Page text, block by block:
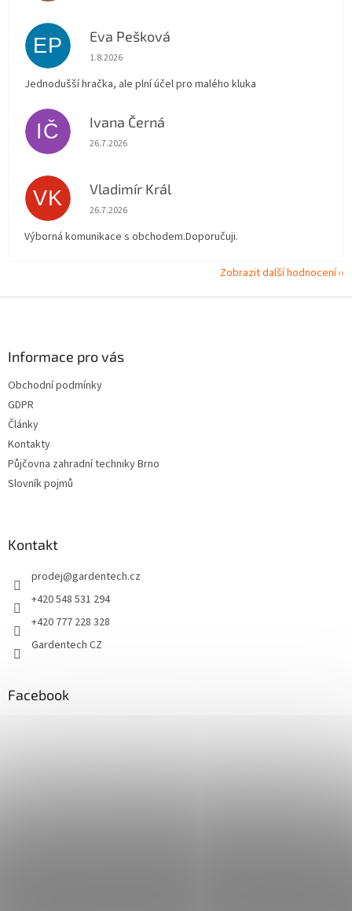
EP Eva Pešková
Hodnocení obchodu je 5 z 5 hvězdiček.
1.8.2026
Jednodušší hračka, ale plní účel pro malého kluka
IČ Ivana Černá
Hodnocení obchodu je 5 z 5 hvězdiček.
26.7.2026
VK Vladimír Král
Hodnocení obchodu je 5 z 5 hvězdiček.
26.7.2026
Výborná komunikace s obchodem.Doporučuji.
Zobrazit další hodnocení
Informace pro vás
Obchodní podmínky
GDPR
Články
Kontakty
Půjčovna zahradní techniky Brno
Slovník pojmů
Kontakt
prodej@gardentech.cz
+420 548 531 294
+420 777 228 328
Gardentech CZ
Facebook